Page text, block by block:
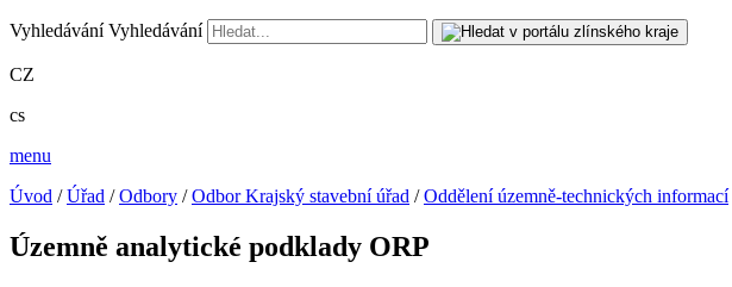
Vyhledávání Vyhledávání
CZ
cs
menu
Úvod /Úřad /Odbory /Odbor Krajský stavební úřad /Oddělení územně-technických informací
Územně analytické podklady ORP